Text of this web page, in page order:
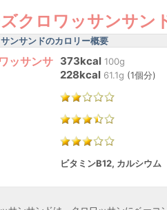
クロワッサンサン
ンサンドのカロリー概要
ッサンサ 373kcal 100g
228kcal 61.1g (1個分)
ビタミンB12, カルシウム